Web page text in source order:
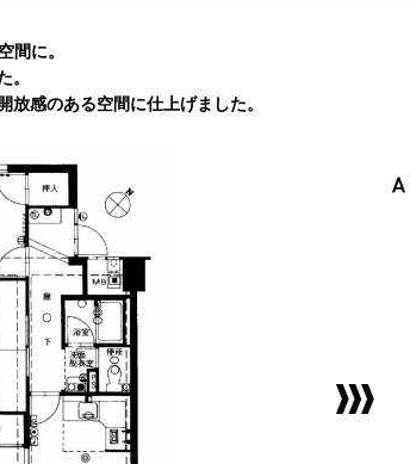
間に。
感のある空間に仕上げました。